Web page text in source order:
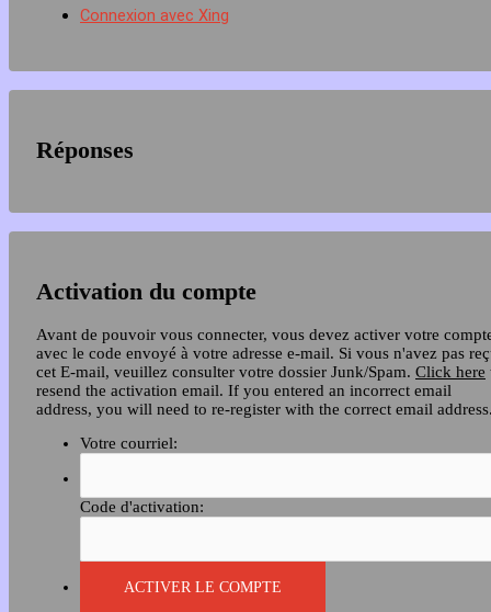
Connexion avec Xing
Réponses
Activation du compte
Avant de pouvoir vous connecter, vous devez activer votre
avec le code envoyé à votre adresse e-mail. Si vous n'avez pas
cet E-mail, veuillez consulter votre dossier Junk/Spam. Click here
resend the activation email. If you entered an incorrect email
address, you will need to re-register with the correct email
Votre courriel:
Code d'activation: